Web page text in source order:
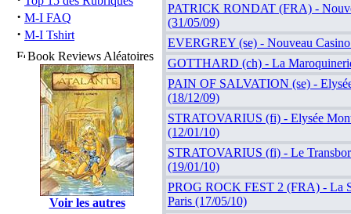
· M-I FAQ
· M-I Tshirt
Book Reviews Aléatoires
Voir les autres
PATRICK RONDAT (FRA) -
(31/05/09)
EVERGREY (se) - Nouveau
GOTTHARD (ch) - La
PAIN OF SALVATION (se) -
(18/12/09)
STRATOVARIUS (fi) - Elysée
(12/01/10)
STRATOVARIUS (fi) - Le
(19/01/10)
PROG ROCK FEST 2 (FRA) - La
Paris (17/05/10)